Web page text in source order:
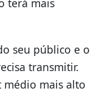
terá mais
seu público e o
transmitir.
médio mais alto